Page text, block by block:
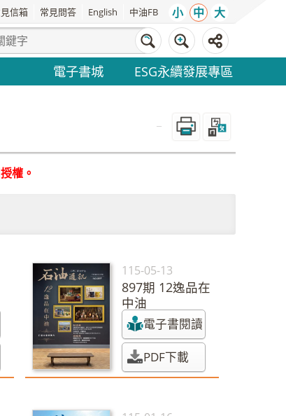
信箱 常見問答 English 中油FB 小 中 大
電子書城 ESG永續發展專區
權。
115-05-13
897期 12逸品在
中油
電子書閱讀
PDF下載